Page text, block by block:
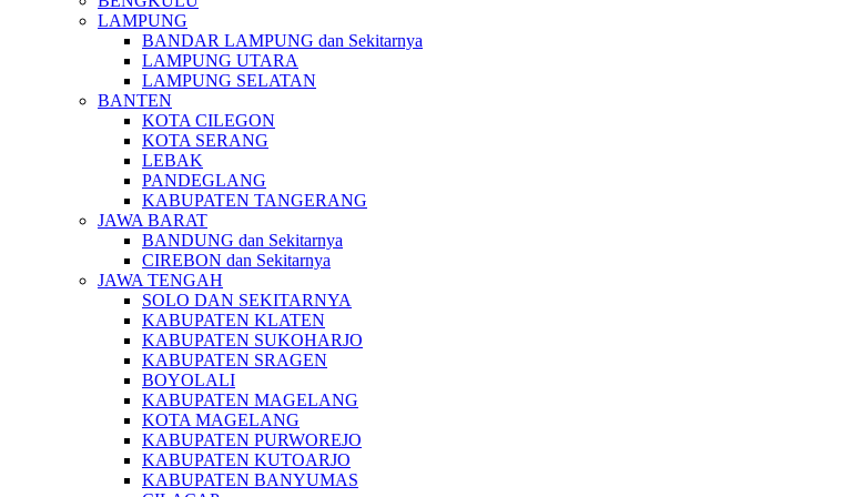
LAMPUNG
BANDAR LAMPUNG dan Sekitarnya
LAMPUNG UTARA
LAMPUNG SELATAN
BANTEN
KOTA CILEGON
KOTA SERANG
LEBAK
PANDEGLANG
KABUPATEN TANGERANG
JAWA BARAT
BANDUNG dan Sekitarnya
CIREBON dan Sekitarnya
JAWA TENGAH
SOLO DAN SEKITARNYA
KABUPATEN KLATEN
KABUPATEN SUKOHARJO
KABUPATEN SRAGEN
BOYOLALI
KABUPATEN MAGELANG
KOTA MAGELANG
KABUPATEN PURWOREJO
KABUPATEN KUTOARJO
KABUPATEN BANYUMAS